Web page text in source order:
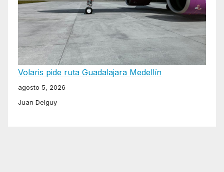
Volaris pide ruta Guadalajara Medellín
agosto 5, 2026
Juan Delguy